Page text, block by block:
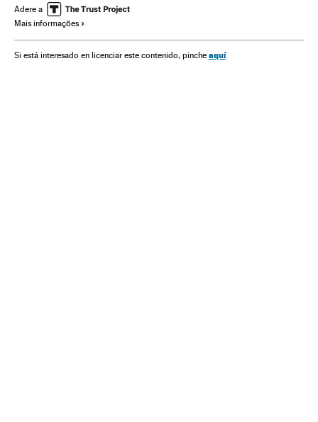
Família ditatorial Franco Memória histórica
Francisco Franco
Fascismo Ditadura
Adere a
Mais informações
Si está interesado en licenciar este contenido, pinche aquí